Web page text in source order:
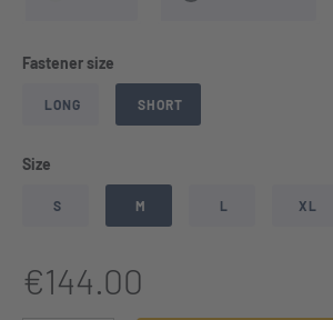
Select
Fastener size
LONG SHORT
Select
Size
S M L XL
€144.00